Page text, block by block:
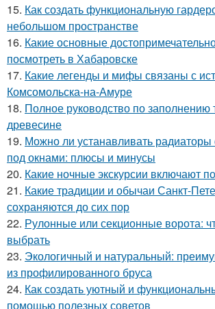
15. Как создать функциональную
небольшом пространстве
16. Какие основные
посмотреть в Хабаровске
17. Какие легенды и мифы связаны с
Комсомольска-на-Амуре
18. Полное руководство по заполнению
древесине
19. Можно ли устанавливать радиаторы
под окнами: плюсы и минусы
20. Какие ночные экскурсии включают
21. Какие традиции и обычаи Санкт-
сохраняются до сих пор
22. Рулонные или секционные ворота:
выбрать
23. Экологичный и натуральный:
из профилированного бруса
24. Как создать уютный и
помощью полезных советов